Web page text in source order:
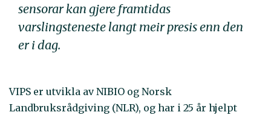
sensorar kan gjere framtidas
varslingsteneste langt meir presis enn den
er i dag.
VIPS er utvikla av NIBIO og Norsk
Landbruksrådgiving (NLR), og har i 25 år hjelpt